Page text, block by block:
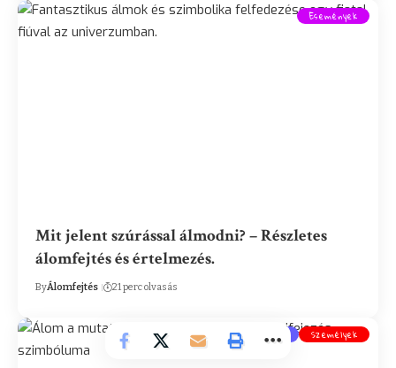
Események
Mit jelent szúrással álmodni? – Részletes
álomfejtés és értelmezés.
ByÁlomfejtés 21 perc olvasás
M betűs álmok Személyek